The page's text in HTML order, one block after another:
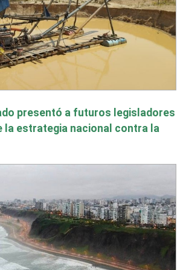
presentó a futuros legisladores
la estrategia nacional contra la